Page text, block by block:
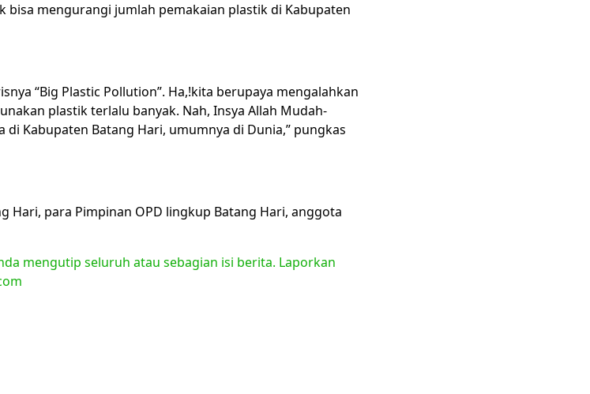
bisa mengurangi jumlah pemakaian plastik di Kabupaten
“Big Plastic Pollution”. Ha,!kita berupaya mengalahkan
plastik terlalu banyak. Nah, Insya Allah Mudah-
Kabupaten Batang Hari, umumnya di Dunia,” pungkas
Hari, para Pimpinan OPD lingkup Batang Hari, anggota
mengutip seluruh atau sebagian isi berita. Laporkan